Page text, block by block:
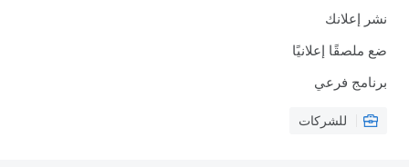
نشر إعلانك
ضع ملصقًا إعلانيًا
برنامج فرعي
للشركات